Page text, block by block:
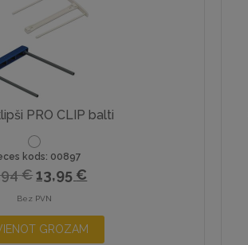
PRO CLIP balti
kods: 00897
€Original
price
was:
19,94 €.
13,95 €
is:
13,95 €.
Bez PVN
GROZAM